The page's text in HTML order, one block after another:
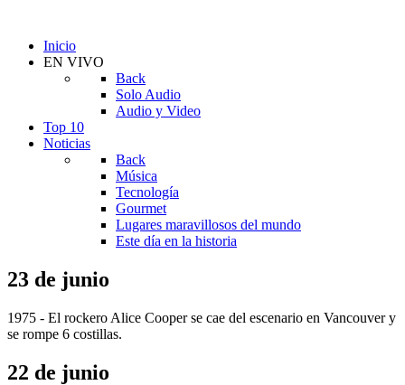
Inicio
EN VIVO
Back
Solo Audio
Audio y Video
Top 10
Noticias
Back
Música
Tecnología
Gourmet
Lugares maravillosos del mundo
Este día en la historia
23 de junio
1975 - El rockero Alice Cooper se cae del escenario en Vancouver y
se rompe 6 costillas.
22 de junio